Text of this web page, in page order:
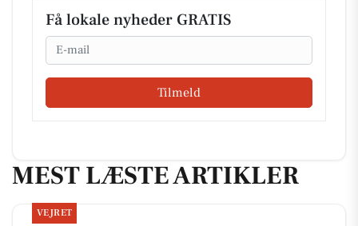
Få lokale nyheder GRATIS
Email
Tilmeld
MEST LÆSTE ARTIKLER
VEJRET